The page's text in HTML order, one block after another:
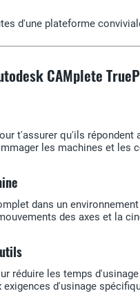
d'une plateforme
CAMplete
t'assurer qu'ils répondent
les machines et les
dans un
des axes et la
réduire les temps
d'usinage